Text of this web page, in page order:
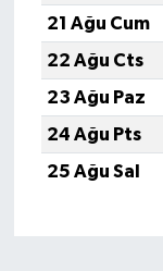
21 Ağu Cum
22 Ağu Cts
23 Ağu Paz
24 Ağu Pts
25 Ağu Sal